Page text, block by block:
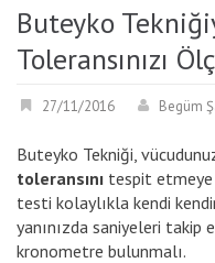
Buteyko
Toleransınızı
27/11/2016 Begüm
Buteyko Tekniği,
toleransını tespit etmeye
testi kolaylıkla kendi
yanınızda saniyeleri takip
kronometre bulunmalı.